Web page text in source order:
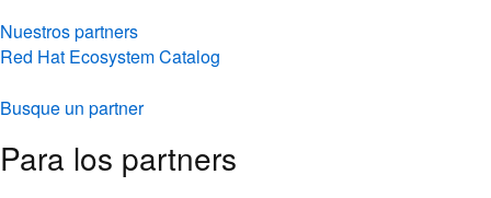
Nuestros partners
Red Hat Ecosystem Catalog
Busque un partner
Para los partners